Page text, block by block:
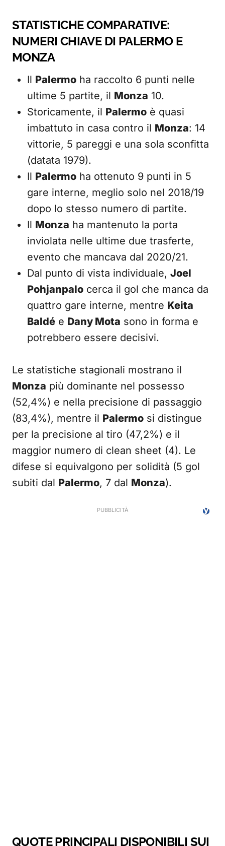
STATISTICHE COMPARATIVE:
NUMERI CHIAVE DI PALERMO E
MONZA
Il Palermo ha raccolto 6 punti nelle
ultime 5 partite, il Monza 10.
Storicamente, il Palermo è quasi
imbattuto in casa contro il Monza: 14
vittorie, 5 pareggi e una sola sconfitta
(datata 1979).
Il Palermo ha ottenuto 9 punti in 5
gare interne, meglio solo nel 2018/19
dopo lo stesso numero di partite.
Il Monza ha mantenuto la porta
inviolata nelle ultime due trasferte,
evento che mancava dal 2020/21.
Dal punto di vista individuale, Joel
Pohjanpalo cerca il gol che manca da
quattro gare interne, mentre Keita
Baldé e Dany Mota sono in forma e
potrebbero essere decisivi.
Le statistiche stagionali mostrano il
Monza più dominante nel possesso
(52,4%) e nella precisione di passaggio
(83,4%), mentre il Palermo si distingue
per la precisione al tiro (47,2%) e il
maggior numero di clean sheet (4). Le
difese si equivalgono per solidità (5 gol
subiti dal Palermo, 7 dal Monza).
QUOTE PRINCIPALI DISPONIBILI SUI